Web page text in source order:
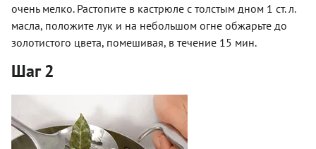
очень мелко. Растопите в кастрюле с толстым дном 1 ст. л.
масла, положите лук и на небольшом огне обжарьте до
золотистого цвета, помешивая, в течение 15 мин.
Шаг 2